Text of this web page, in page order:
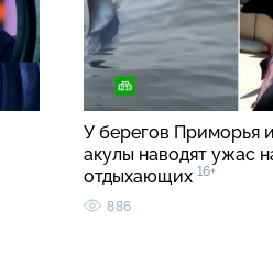
У берегов Приморья
акулы наводят ужас
отдыхающих 16+
886